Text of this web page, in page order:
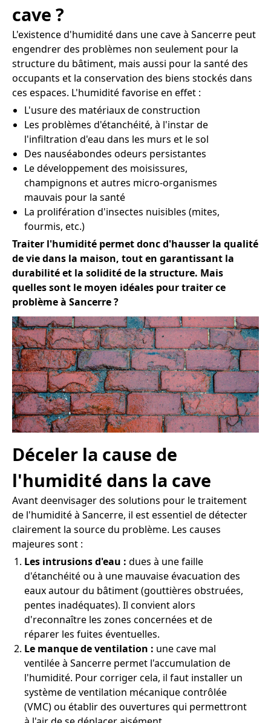
cave ?
L'existence d'humidité dans une cave à Sancerre peut
engendrer des problèmes non seulement pour la
structure du bâtiment, mais aussi pour la santé des
occupants et la conservation des biens stockés dans
ces espaces. L'humidité favorise en effet :
L'usure des matériaux de construction
Les problèmes d'étanchéité, à l'instar de
l'infiltration d'eau dans les murs et le sol
Des nauséabondes odeurs persistantes
Le développement des moisissures,
champignons et autres micro-organismes
mauvais pour la santé
La prolifération d'insectes nuisibles (mites,
fourmis, etc.)
Traiter l'humidité permet donc d'hausser la qualité
de vie dans la maison, tout en garantissant la
durabilité et la solidité de la structure. Mais
quelles sont le moyen idéales pour traiter ce
problème à Sancerre ?
Déceler la cause de
l'humidité dans la cave
Avant deenvisager des solutions pour le traitement
de l'humidité à Sancerre, il est essentiel de détecter
clairement la source du problème. Les causes
majeures sont :
Les intrusions d'eau : dues à une faille
d'étanchéité ou à une mauvaise évacuation des
eaux autour du bâtiment (gouttières obstruées,
pentes inadéquates). Il convient alors
d'reconnaître les zones concernées et de
réparer les fuites éventuelles.
Le manque de ventilation : une cave mal
ventilée à Sancerre permet l'accumulation de
l'humidité. Pour corriger cela, il faut installer un
système de ventilation mécanique contrôlée
(VMC) ou établir des ouvertures qui permettront